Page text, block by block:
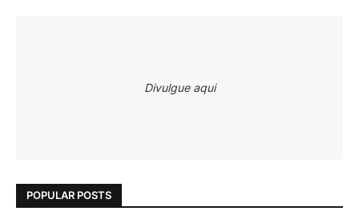
Divulgue aqui
POPULAR POSTS